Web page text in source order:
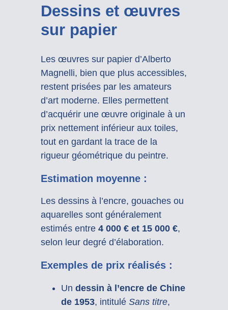
Dessins et œuvres
sur papier
Les œuvres sur papier d’Alberto
Magnelli, bien que plus accessibles,
restent prisées par les amateurs
d’art moderne. Elles permettent
d’acquérir une œuvre originale à un
prix nettement inférieur aux toiles,
tout en gardant la trace de la
rigueur géométrique du peintre.
Estimation moyenne :
Les dessins à l’encre, gouaches ou
aquarelles sont généralement
estimés entre 4 000 € et 15 000 €,
selon leur degré d’élaboration.
Exemples de prix réalisés :
Un dessin à l’encre de Chine
de 1953, intitulé Sans titre,